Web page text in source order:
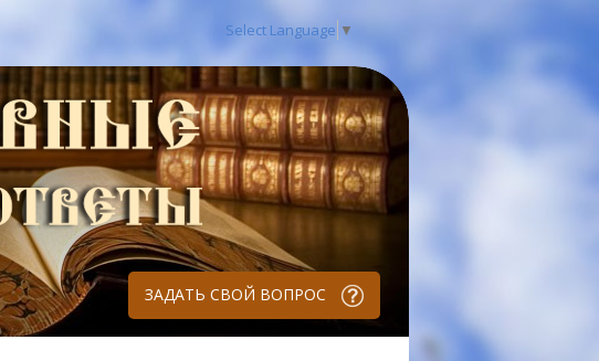
Select Language ▼
ЗАДАТЬ СВОЙ ВОПРОС